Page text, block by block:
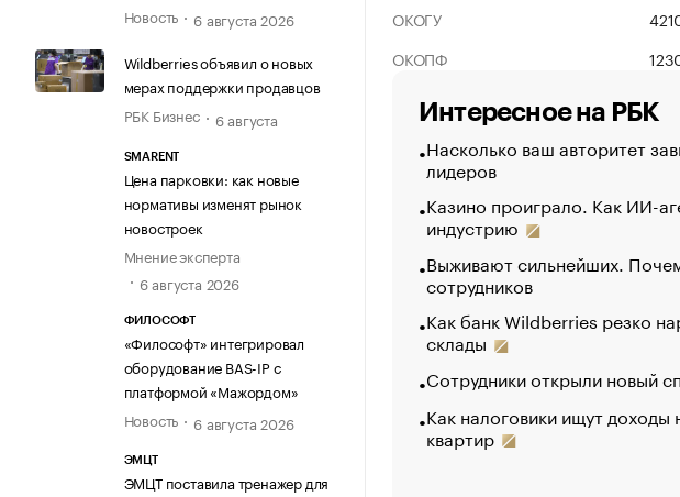
Новость
6 августа 2026
Wildberries объявил о новых
мерах поддержки продавцов
РБК Бизнес
6 августа
SMARENT
Цена парковки: как новые
нормативы изменят рынок
новостроек
Мнение эксперта
6 августа 2026
ФИЛОСОФТ
«Философт» интегрировал
оборудование BAS-IP с
платформой «Мажордом»
Новость
6 августа 2026
ЭМЦТ
ЭМЦТ поставила тренажер для
ОКОГУ
ОКОПФ
Интересное на РБК
Насколько ваш авторитет
лидеров
Казино проиграло. Как ИИ-
индустрию
Выживают сильнейших.
сотрудников
Как банк Wildberries резко
склады
Сотрудники открыли новый
Как налоговики ищут
квартир